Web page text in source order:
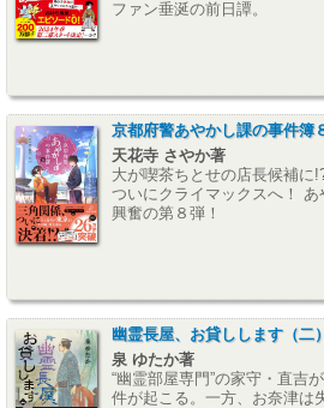
ファン垂涎の前日譚。
京都府警あやかし課の事件簿
天花寺 さやか著
大が喫茶ちとせの店長候補に
ついにクライマックスへ！
興奮の第８弾！
幽霊長屋、お貸しします（二）
泉 ゆたか著
“幽霊部屋専門”の家守・直吉
件が起こる。一方、お奈津は